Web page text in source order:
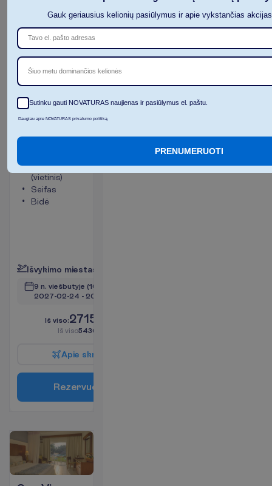
Junior Suite
tipo
kambarys
Viskas
Kambario
kondicionierius
(vietinis)
Seifas
Bidė
Balkonas
Išvykimo miestas
9 n. viešbutyje (10 n. iš viso)
2027-02-24 - 2027-03-06
Iš viso:2715.00
Iš viso5430.00
Apie skr
Rezervuo
Gauk geriausius kelionių pasiūlymus ir apie vykstančias
Šiuo metu dominančios kelionės
Sutinku gauti NOVATURAS naujienas ir pasiūlymus el. paštu.
Daugiau apie NOVATURAS privalumo politiką
PRENUMERUOTI